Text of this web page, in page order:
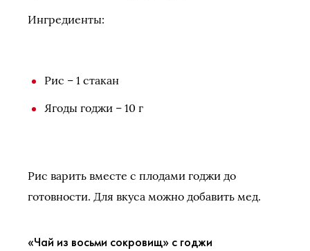
Ингредиенты:
Рис – 1 стакан
Ягоды годжи – 10 г
Рис варить вместе с плодами годжи до
готовности. Для вкуса можно добавить мед.
«Чай из восьми сокровищ» с годжи